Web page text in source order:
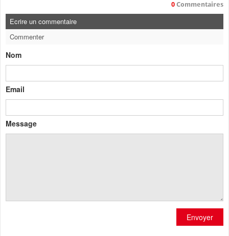
0 Commentaires
Ecrire un commentaire
Commenter
Nom
Email
Message
Envoyer